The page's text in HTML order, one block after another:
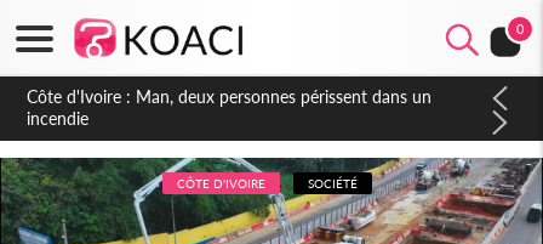
0
Côte d'Ivoire : Séileu, la célébration de la fête nationale
transformée en vaste campagne contre les produits
dépigmentants dangereux
CÔTE D'IVOIRE SOCIÉTÉ